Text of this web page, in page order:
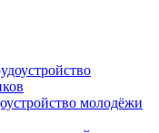
молодёжи